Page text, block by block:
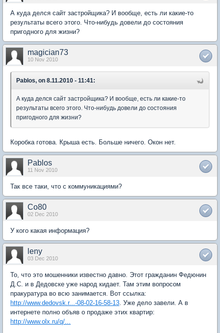
А куда делся сайт застройщика? И вообще, есть ли какие-то
результаты всего этого. Что-нибудь довели до состояния
пригодного для жизни?
magician73
10 Nov 2010
Pablos, on 8.11.2010 - 11:41:
А куда делся сайт застройщика? И вообще, есть ли какие-то
результаты всего этого. Что-нибудь довели до состояния
пригодного для жизни?
Коробка готова. Крыша есть. Больше ничего. Окон нет.
Pablos
11 Nov 2010
Так все таки, что с коммуникациями?
Co80
02 Dec 2010
У кого какая информация?
leny
03 Dec 2010
То, что это мошенники известно давно. Этот гражданин Федюнин
Д.С. и в Дедовске уже народ кидает. Там этим вопросом
пракуратура во всю занимается. Вот ссылка:
http://www.dedovsk.r...-08-02-16-58-13. Уже дело завели. А в
интернете полно объяв о продаже этих квартир:
http://www.olx.ru/q/...